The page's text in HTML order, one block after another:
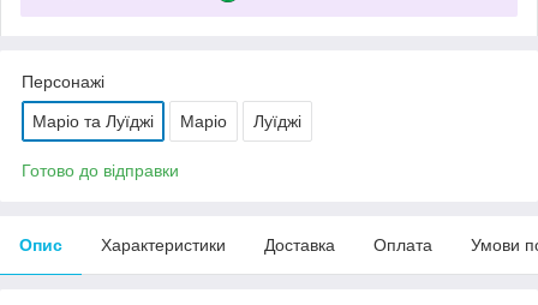
Персонажі
Маріо та Луїджі Маріо Луїджі
Готово до відправки
Опис Характеристики Доставка Оплата Умови